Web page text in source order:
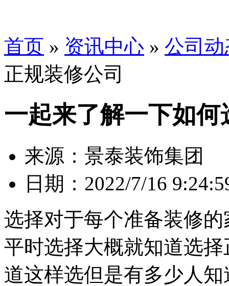
首页 » 资讯中心 » 公司动
正规装修公司
一起来了解一下如
来源：景泰装饰集团
日期：2022/7/16
选择对于每个准备装修
平时选择大概就知道选
道这样选但是有多少人